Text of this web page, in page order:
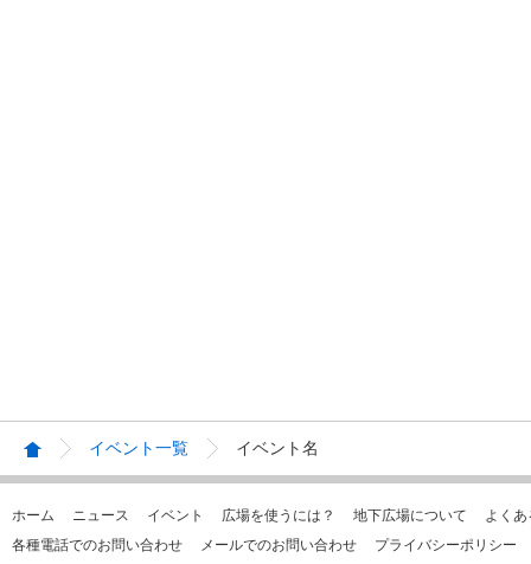
イベント一覧 イベント名
ホーム ニュース イベント 広場を使うには？ 地下広場について
よく
各種電話でのお問い合わせ
メールでのお問い合わせ プライバシーポリシー